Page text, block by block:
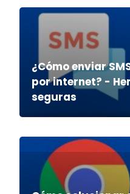
¿Cómo enviar
por internet? -
seguras